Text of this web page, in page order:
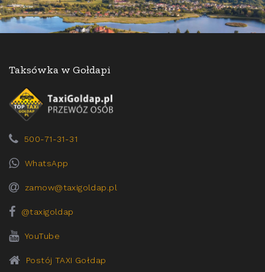
Taksówka w Gołdapi
500-71-31-31
WhatsApp
zamow@taxigoldap.pl
@taxigoldap
YouTube
Postój TAXI Gołdap